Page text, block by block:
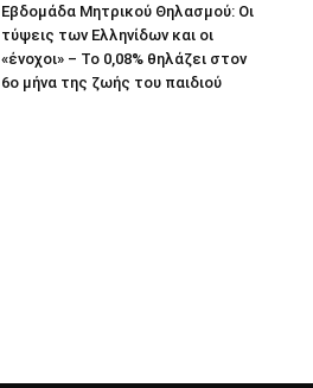
Εβδομάδα Μητρικού Θηλασμού: Οι
τύψεις των Ελληνίδων και οι
«ένοχοι» – Το 0,08% θηλάζει στον
6ο μήνα της ζωής του παιδιού